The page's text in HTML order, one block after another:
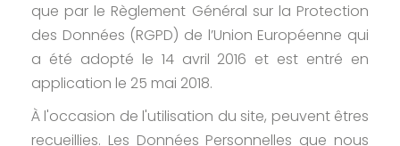
que par le Règlement Général sur la Protection
des Données (RGPD) de l’Union Européenne qui
a été adopté le 14 avril 2016 et est entré en
application le 25 mai 2018.
À l'occasion de l'utilisation du site, peuvent êtres
recueillies. Les Données Personnelles que nous